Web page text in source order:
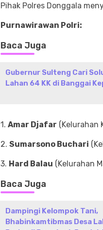
Pihak Polres Donggala
Purnawirawan Polri:
Baca Juga
Gubernur Sulteng Cari
Lahan 64 KK di Banggai
1. Amar Djafar (Kelurahan
2. Sumarsono Buchari
3. Hard Balau (Kelurahan
Baca Juga
Dampingi Kelompok Tani,
Bhabinkamtibmas Desa